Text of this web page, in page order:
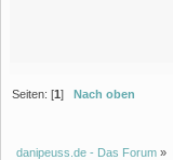
Seiten: [1] Nach oben
danipeuss.de - Das Forum »